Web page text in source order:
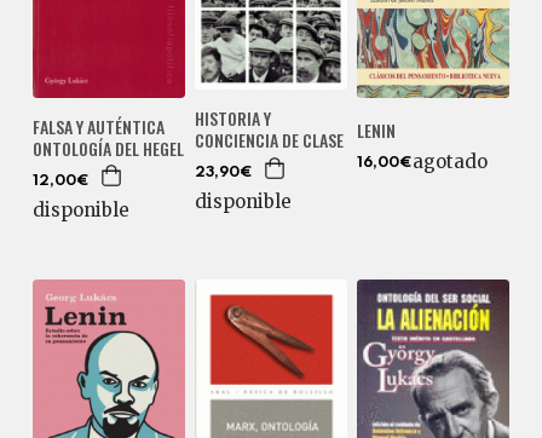
FALSA Y AUTÉNTICA
ONTOLOGÍA DEL HEGEL
12,00€
disponible
HISTORIA Y
CONCIENCIA DE CLASE
23,90€
disponible
LENIN
16,00€agotado